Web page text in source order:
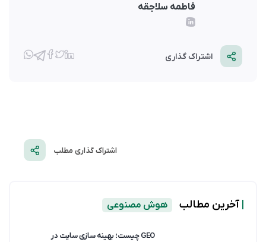
فاطمه سلاجقه
اشتراک گذاری
اشتراک گذاری مطلب
آخرین مطالب هوش مصنوعی
GEO چیست؛ بهینه سازی سایت در